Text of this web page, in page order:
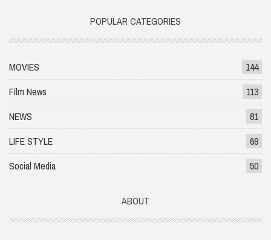
POPULAR CATEGORIES
MOVIES
144
Film News
113
NEWS
81
LIFE STYLE
69
Social Media
50
ABOUT